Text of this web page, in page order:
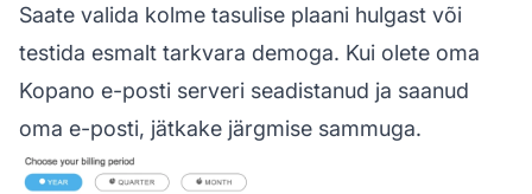
Saate valida kolme tasulise plaani hulgast või
testida esmalt tarkvara demoga. Kui olete oma
Kopano e-posti serveri seadistanud ja saanud
oma e-posti, jätkake järgmise sammuga.